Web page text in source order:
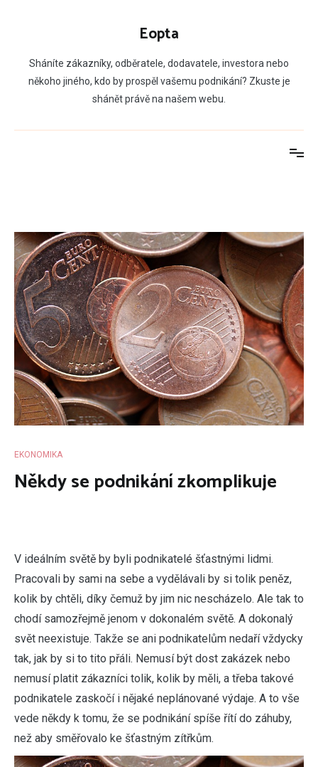
Eopta
Sháníte zákazníky, odběratele, dodavatele, investora nebo
někoho jiného, kdo by prospěl vašemu podnikání? Zkuste je
shánět právě na našem webu.
EKONOMIKA
Někdy se podnikání zkomplikuje
V ideálním světě by byli podnikatelé šťastnými lidmi.
Pracovali by sami na sebe a vydělávali by si tolik peněz,
kolik by chtěli, díky čemuž by jim nic nescházelo. Ale tak to
chodí samozřejmě jenom v dokonalém světě. A dokonalý
svět neexistuje. Takže se ani podnikatelům nedaří vždycky
tak, jak by si to tito přáli. Nemusí být dost zakázek nebo
nemusí platit zákazníci tolik, kolik by měli, a třeba takové
podnikatele zaskočí i nějaké neplánované výdaje. A to vše
vede někdy k tomu, že se podnikání spíše řítí do záhuby,
než aby směřovalo ke šťastným zítřkům.